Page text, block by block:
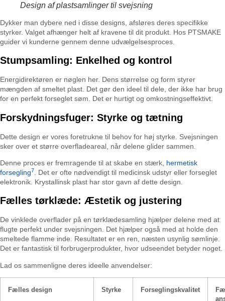
Design af plastsamlinger til svejsning
Dykker man dybere ned i disse designs, afsløres deres specifikke
styrker. Valget afhænger helt af kravene til dit produkt. Hos PTSMAKE
guider vi kunderne gennem denne udvælgelsesproces.
Stumpsamling: Enkelhed og kontrol
Energidirektøren er nøglen her. Dens størrelse og form styrer
mængden af smeltet plast. Det gør den ideel til dele, der ikke har brug
for en perfekt forseglet søm. Det er hurtigt og omkostningseffektivt.
Forskydningsfuger: Styrke og tætning
Dette design er vores foretrukne til behov for høj styrke. Svejsningen
sker over et større overfladeareal, når delene glider sammen.
Denne proces er fremragende til at skabe en stærk, hermetisk
forsegling7
. Det er ofte nødvendigt til medicinsk udstyr eller forseglet
elektronik. Krystallinsk plast har stor gavn af dette design.
Fælles tørklæde: Æstetik og justering
De vinklede overflader på en tørklædesamling hjælper delene med at
flugte perfekt under svejsningen. Det hjælper også med at holde den
smeltede flamme inde. Resultatet er en ren, næsten usynlig sømlinje.
Det er fantastisk til forbrugerprodukter, hvor udseendet betyder noget.
Lad os sammenligne deres ideelle anvendelser:
Fælles design Styrke Forseglingskvalitet